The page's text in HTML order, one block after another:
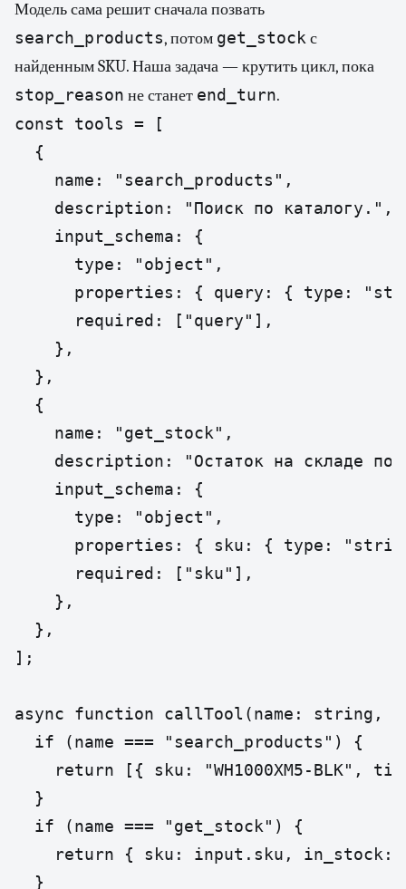
Модель сама решит сначала позвать
search_products, потом get_stock с
найденным SKU. Наша задача — крутить цикл, пока
stop_reason не станет end_turn.
const tools = [
  {
    name: "search_products",
    description: "Поиск по каталогу.",
    input_schema: {
      type: "object",
properties: { query: { type:
      required: ["query"],
    },
  },
  {
    name: "get_stock",
description: "Остаток на складе по
    input_schema: {
      type: "object",
properties: { sku: { type:
      required: ["sku"],
    },
  },
];
async function callTool(name: string,
  if (name === "search_products") {
return [{ sku: "WH1000XM5-BLK",
  }
  if (name === "get_stock") {
return { sku: input.sku, in_stock:
  }